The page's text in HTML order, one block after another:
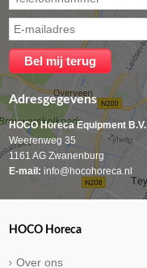
Adresgegevens
HOCO Horeca Equipment B.V.
Weerenweg 35
1161 AG Zwanenburg
E-mail: info@hocohoreca.nl
HOCO Horeca
Over ons